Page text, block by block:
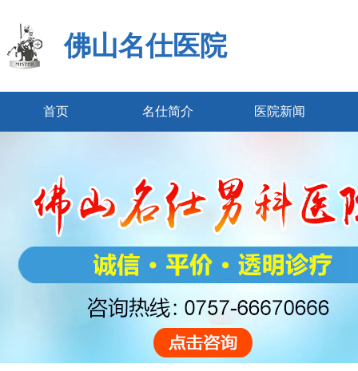
佛山名仕医院
首页 名仕简介 医院新闻